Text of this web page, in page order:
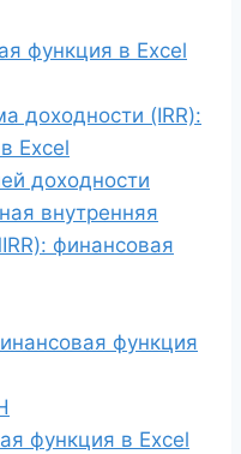
функция в Excel
доходности (IRR):
Excel
доходности
внутренняя
финансовая
функция
функция в Excel